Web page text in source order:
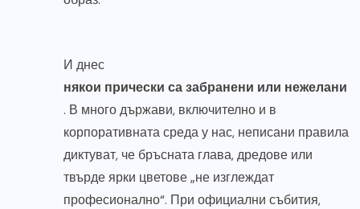
И днес
някои прически са забранени или нежелани
. В много държави, включително и в
корпоративната среда у нас, неписани правила
диктуват, че бръсната глава, дредове или
твърде ярки цветове „не изглеждат
професионално“. При официални събития,